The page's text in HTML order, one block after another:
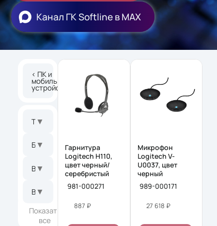
Канал ГК Softline в МАХ
< ПК и
мобильные
устройства
Тип оборудования
▼
Бренд
▼
В комплекте
▼
Воспринимаемые частоты
▼
Показать
все
Гарнитура
Logitech H110,
цвет черный/
серебристый
981-000271
887 ₽
Микрофон
Logitech V-
U0037, цвет
черный
989-000171
27 618 ₽